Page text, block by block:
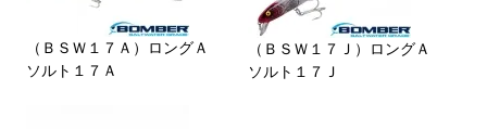
（ＢＳＷ１７Ａ）ロングＡ
ソルト１７Ａ
（ＢＳＷ１７Ｊ）ロングＡ
ソルト１７Ｊ